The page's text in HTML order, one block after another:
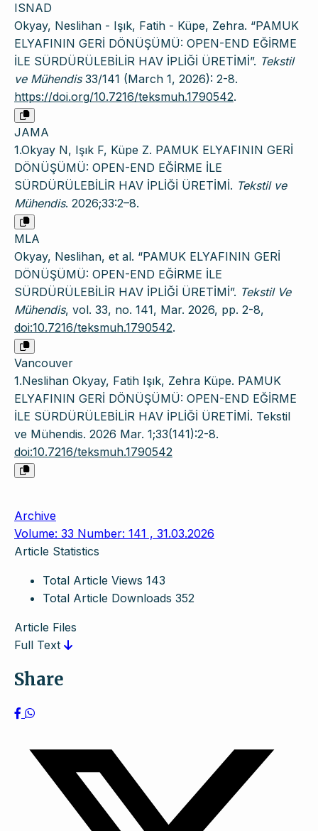
ISNAD
Okyay, Neslihan - Işık, Fatih - Küpe, Zehra. “PAMUK
ELYAFININ GERİ DÖNÜŞÜMÜ: OPEN-END EĞİRME
İLE SÜRDÜRÜLEBİLİR HAV İPLİĞİ ÜRETİMİ”. Tekstil
ve Mühendis33/141 (March 1, 2026): 2-8.
https://doi.org/10.7216/teksmuh.1790542.
JAMA
1.Okyay N, Işık F, Küpe Z. PAMUK ELYAFININ GERİ
DÖNÜŞÜMÜ: OPEN-END EĞİRME İLE
SÜRDÜRÜLEBİLİR HAV İPLİĞİ ÜRETİMİ. Tekstil ve
Mühendis. 2026;33:2–8.
MLA
Okyay, Neslihan, et al. “PAMUK ELYAFININ GERİ
DÖNÜŞÜMÜ: OPEN-END EĞİRME İLE
SÜRDÜRÜLEBİLİR HAV İPLİĞİ ÜRETİMİ”. Tekstil Ve
Mühendis, vol. 33, no. 141, Mar. 2026, pp. 2-8,
doi:10.7216/teksmuh.1790542.
Vancouver
1.Neslihan Okyay, Fatih Işık, Zehra Küpe. PAMUK
ELYAFININ GERİ DÖNÜŞÜMÜ: OPEN-END EĞİRME
İLE SÜRDÜRÜLEBİLİR HAV İPLİĞİ ÜRETİMİ. Tekstil
ve Mühendis. 2026 Mar. 1;33(141):2-8.
doi:10.7216/teksmuh.1790542
Archive
Volume: 33 Number: 141 , 31.03.2026
Article Statistics
Total Article Views 143
Total Article Downloads 352
Article Files
Full Text
Share